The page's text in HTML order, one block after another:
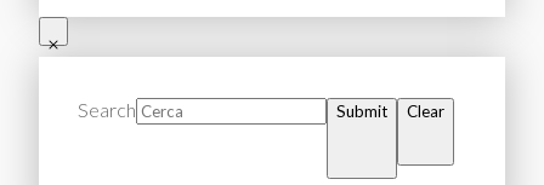
Search Submit Clear